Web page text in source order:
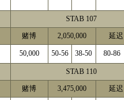
STAB 107
赌博 2,050,000 延
50,000 50-56 38-50 80-86
STAB 110
赌博 3,475,000 延